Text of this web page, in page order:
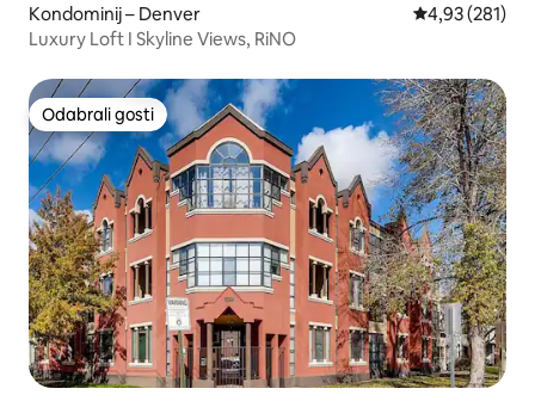
Kondominij – Denver Prosječna
4,93 (281)
Luxury Loft I Skyline Views, RiNO
Odabrali gosti
Odabrali gosti